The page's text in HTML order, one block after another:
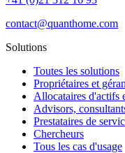
contact@quanthome.com
Solutions
Toutes les solutions
Propriétaires et
Allocataires d'actifs
Advisors,
Prestataires de
Chercheurs
Tous les cas d'usage